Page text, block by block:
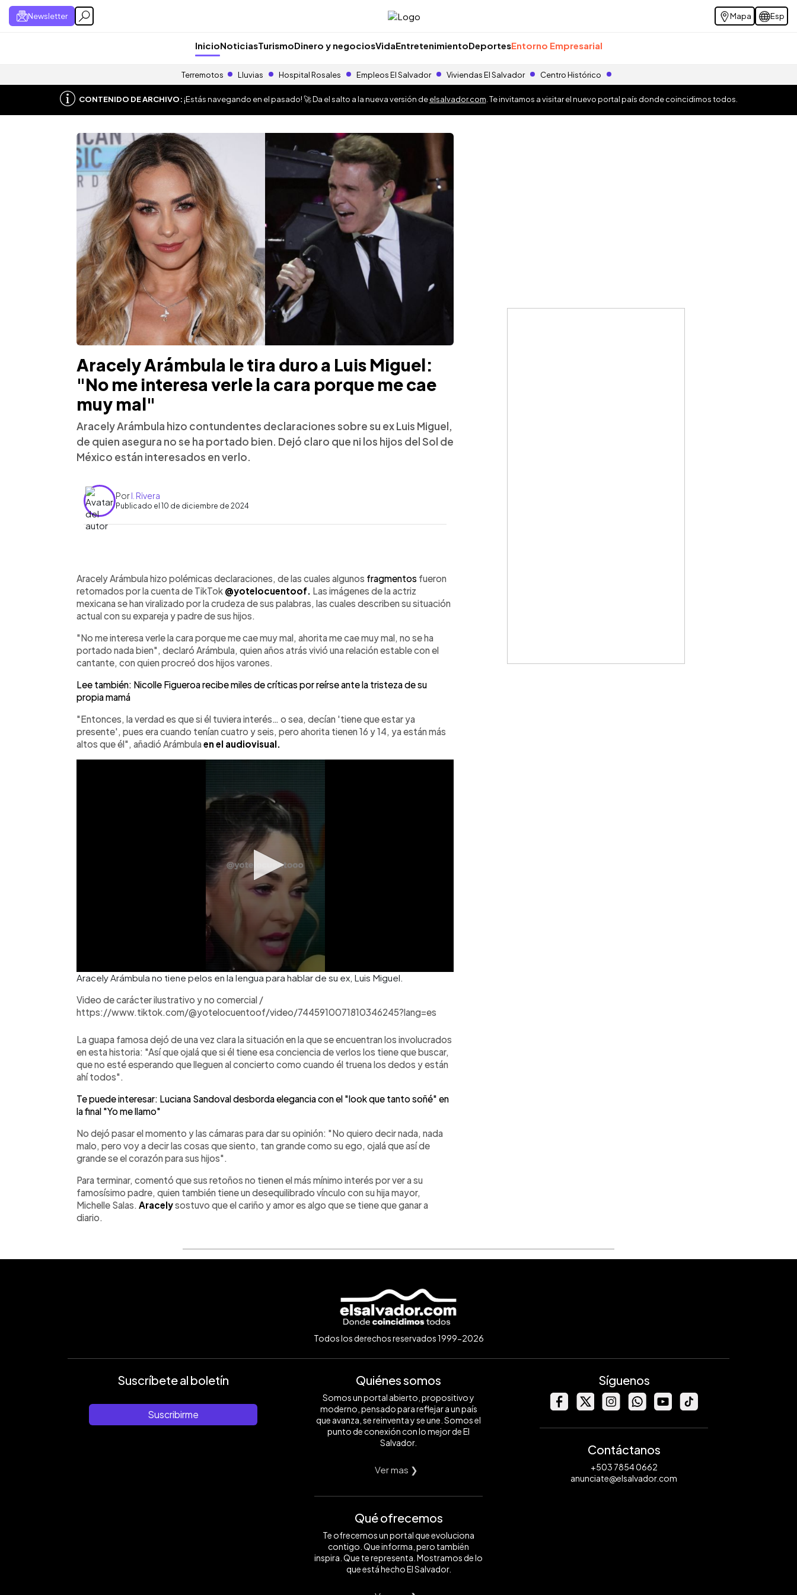
Newsletter Mapa Esp
InicioNoticiasTurismoDinero y negociosVidaEntretenimientoDeportesEntorno Empresarial
Terremotos Lluvias Hospital Rosales Empleos El Salvador Viviendas El Salvador Centro Histórico
CONTENIDO DE ARCHIVO:¡Estás navegando en el pasado! 🚀 Da el salto a la nueva versión deelsalvador.com . Te invitamos a visitar el nuevo portal país donde coincidimos todos.
Aracely Arámbula le tira duro a Luis Miguel:
"No me interesa verle la cara porque me cae
muy mal"
Aracely Arámbula hizo contundentes declaraciones sobre su ex Luis Miguel,
de quien asegura no se ha portado bien. Dejó claro que ni los hijos del Sol de
México están interesados en verlo.
PorI. Rivera
Publicado el 10 de diciembre de 2024
► Escuchar artículo
Aracely Arámbula hizo polémicas declaraciones, de las cuales algunos fragmentos fueron
retomados por la cuenta de TikTok @yotelocuentoof. Las imágenes de la actriz
mexicana se han viralizado por la crudeza de sus palabras, las cuales describen su situación
actual con su expareja y padre de sus hijos.
"No me interesa verle la cara porque me cae muy mal, ahorita me cae muy mal, no se ha
portado nada bien", declaró Arámbula, quien años atrás vivió una relación estable con el
cantante, con quien procreó dos hijos varones.
Lee también: Nicolle Figueroa recibe miles de críticas por reírse ante la tristeza de su
propia mamá
"Entonces, la verdad es que si él tuviera interés… o sea, decían 'tiene que estar ya
presente', pues era cuando tenían cuatro y seis, pero ahorita tienen 16 y 14, ya están más
altos que él", añadió Arámbulaen el audiovisual.
Aracely Arámbula no tiene pelos en la lengua para hablar de su ex, Luis Miguel.
Video de carácter ilustrativo y no comercial /
https://www.tiktok.com/@yotelocuentoof/video/7445910071810346245?lang=es
La guapa famosa dejó de una vez clara la situación en la que se encuentran los involucrados
en esta historia: "Así que ojalá que si él tiene esa conciencia de verlos los tiene que buscar,
que no esté esperando que lleguen al concierto como cuando él truena los dedos y están
ahí todos".
Te puede interesar: Luciana Sandoval desborda elegancia con el "look que tanto soñé" en
la final "Yo me llamo"
No dejó pasar el momento y las cámaras para dar su opinión: "No quiero decir nada, nada
malo, pero voy a decir las cosas que siento, tan grande como su ego, ojalá que así de
grande se el corazón para sus hijos".
Para terminar, comentó que sus retoños no tienen el más mínimo interés por ver a su
famosísimo padre, quien también tiene un desequilibrado vínculo con su hija mayor,
Michelle Salas. Aracelysostuvo que el cariño y amor es algo que se tiene que ganar a
diario.
Todos los derechos reservados 1999-2026
Suscríbete al boletín
Suscribirme
Quiénes somos
Somos un portal abierto, propositivo y
moderno, pensado para reflejar a un país
que avanza, se reinventa y se une. Somos el
punto de conexión con lo mejor de El
Salvador.
Ver mas ❯
Qué ofrecemos
Te ofrecemos un portal que evoluciona
contigo. Que informa, pero también
inspira. Que te representa. Mostramos de lo
que está hecho El Salvador.
Síguenos
Contáctanos
+503 7854 0662
anunciate@elsalvador.com